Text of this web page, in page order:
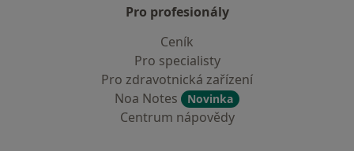
Pro profesionály
Ceník
Pro specialisty
Pro zdravotnická zařízení
Noa Notes
Novinka
Centrum nápovědy